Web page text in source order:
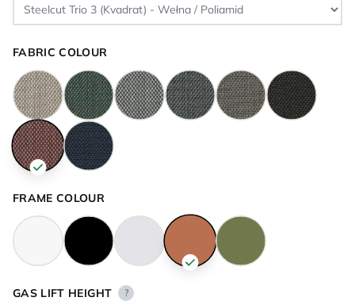
FABRIC COLOUR
FRAME COLOUR
GAS LIFT HEIGHT ?